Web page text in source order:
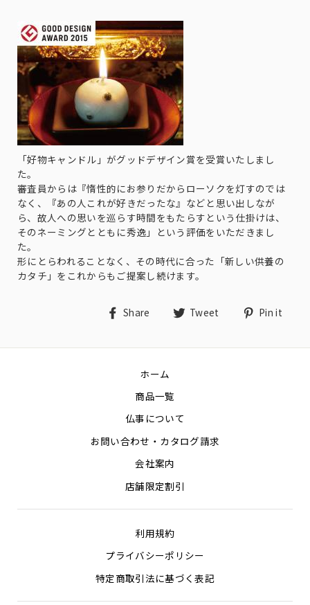
「好物キャンドル」がグッドデザイン賞を受賞いたしまし
た。
審査員からは『惰性的にお参りだからローソクを灯すのでは
なく、『あの人これが好きだったな』などと思い出しなが
ら、故人への思いを巡らす時間をもたらすという仕掛けは、
そのネーミングとともに秀逸」という評価をいただきまし
た。
形にとらわれることなく、その時代に合った「新しい供養の
カタチ」をこれからもご提案し続けます。
Share
Share Tweet
Tweet Pin it
ホーム
商品一覧
仏事について
お問い合わせ・カタログ請求
会社案内
店舗限定割引
利用規約
プライバシーポリシー
特定商取引法に基づく表記